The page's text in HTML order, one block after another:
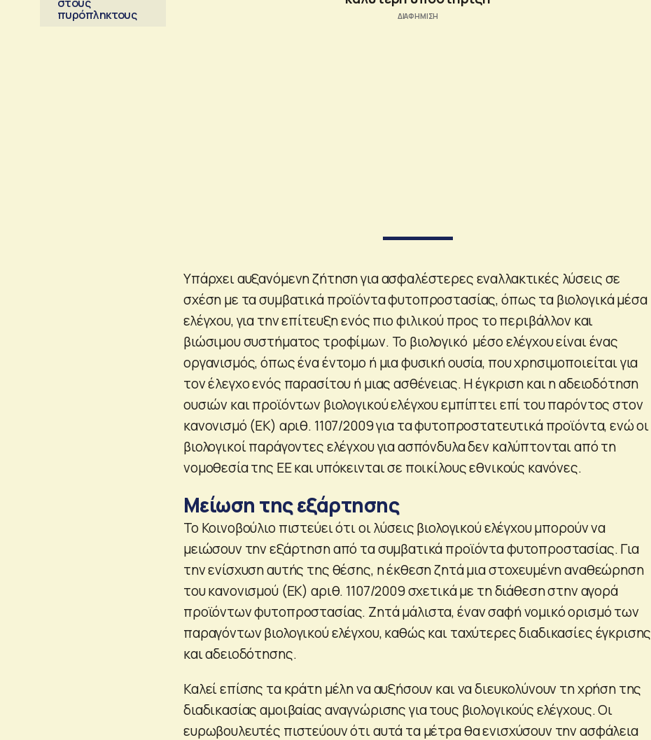
πυρόπληκτους
Υπάρχει αυξανόμενη ζήτηση για ασφαλέστερες εναλλακτικές λύσεις σε
σχέση με τα συμβατικά προϊόντα φυτοπροστασίας, όπως τα βιολογικά μέσα
ελέγχου, για την επίτευξη ενός πιο φιλικού προς το περιβάλλον και
βιώσιμου συστήματος τροφίμων. Το βιολογικό μέσο ελέγχου είναι ένας
οργανισμός, όπως ένα έντομο ή μια φυσική ουσία, που χρησιμοποιείται για
τον έλεγχο ενός παρασίτου ή μιας ασθένειας. Η έγκριση και η αδειοδότηση
ουσιών και προϊόντων βιολογικού ελέγχου εμπίπτει επί του παρόντος στον
κανονισμό (ΕΚ) αριθ. 1107/2009 για τα φυτοπροστατευτικά προϊόντα, ενώ οι
βιολογικοί παράγοντες ελέγχου για ασπόνδυλα δεν καλύπτονται από τη
νομοθεσία της ΕΕ και υπόκεινται σε ποικίλους εθνικούς κανόνες.
Μείωση της εξάρτησης
Το Κοινοβούλιο πιστεύει ότι οι λύσεις βιολογικού ελέγχου μπορούν να
μειώσουν την εξάρτηση από τα συμβατικά προϊόντα φυτοπροστασίας. Για
την ενίσχυση αυτής της θέσης, η έκθεση ζητά μια στοχευμένη αναθεώρηση
του κανονισμού (ΕΚ) αριθ. 1107/2009 σχετικά με τη διάθεση στην αγορά
προϊόντων φυτοπροστασίας. Ζητά μάλιστα, έναν σαφή νομικό ορισμό των
παραγόντων βιολογικού ελέγχου, καθώς και ταχύτερες διαδικασίες έγκρισης
και αδειοδότησης.
Καλεί επίσης τα κράτη μέλη να αυξήσουν και να διευκολύνουν τη χρήση της
διαδικασίας αμοιβαίας αναγνώρισης για τους βιολογικούς ελέγχους. Οι
ευρωβουλευτές πιστεύουν ότι αυτά τα μέτρα θα ενισχύσουν την ασφάλεια